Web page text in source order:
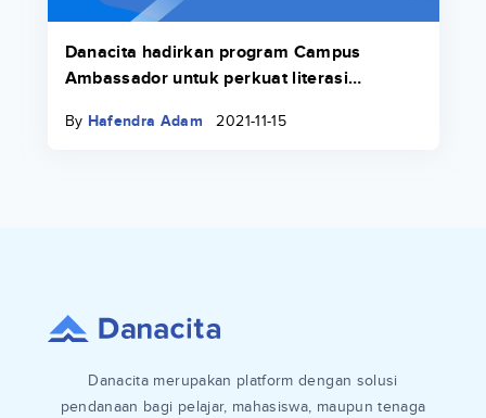
Danacita hadirkan program Campus
Ambassador untuk perkuat literasi
By Hafendra Adam 2021-11-15
Danacita merupakan platform dengan solusi
pendanaan bagi pelajar, mahasiswa, maupun tenaga